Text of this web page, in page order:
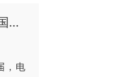
参会报名｜第十一届电声技术国际研讨会ISEAT欢迎你
，电